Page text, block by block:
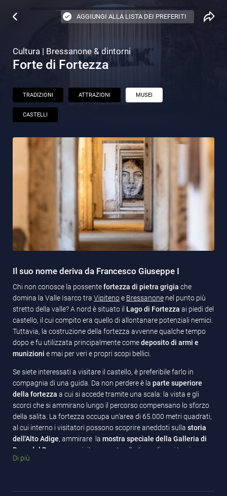
AGGIUNGI ALLA LISTA DEI PREFERITI
Cultura | Bressanone & dintorni
Forte di Fortezza
TRADIZIONI ATTRAZIONI MUSEI
CASTELLI
Il suo nome deriva da Francesco Giuseppe I
Chi non conosce la possentefortezza di pietra grigia che
domina la Valle Isarco tra Vipitenoe Bressanone nel punto più
stretto della valle? A nord è situato il Lago di Fortezza ai piedi del
castello, il cui compito era quello di allontanare potenziali nemici.
Tuttavia, la costruzione della fortezza avvenne qualche tempo
dopo e fu utilizzata principalmente comedeposito di armi e
munizioni e mai per veri e propri scopi bellici.
Se siete interessati a visitare il castello, è preferibile farlo in
compagnia di una guida. Da non perdere è la parte superiore
della fortezza a cui si accede tramite una scala: la vista e gli
scorci che si ammirano lungo il percorso compensano lo sforzo
della salita. La fortezza occupa un’area di 65.000 metri quadrati,
al cui interno i visitatori possono scoprire aneddoti sulla storia
dell'Alto Adige, ammirare la mostra speciale della Galleria di
Base del Brennero
e visitare mostre d'arte su diversi temi.
Di più